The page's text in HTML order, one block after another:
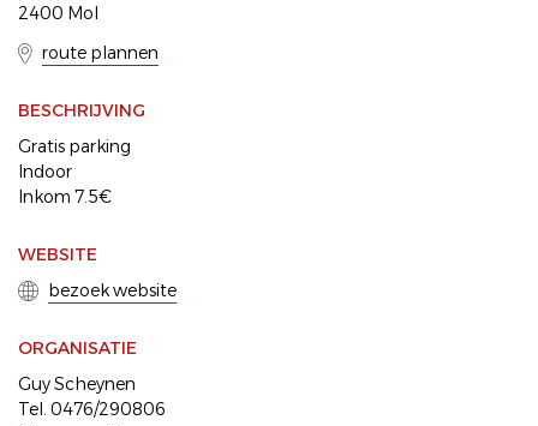
2400 Mol
route plannen
BESCHRIJVING
Gratis parking
Indoor
Inkom 7.5€
WEBSITE
bezoek website
ORGANISATIE
Guy Scheynen
Tel. 0476/290806